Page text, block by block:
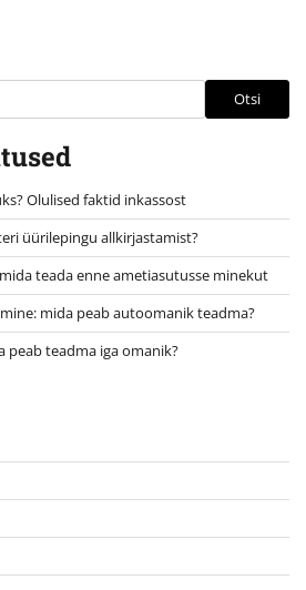
Otsi
Olulised faktid inkassost
üürilepingu allkirjastamist?
teada enne ametiasutusse minekut
mida peab autoomanik teadma?
peab teadma iga omanik?